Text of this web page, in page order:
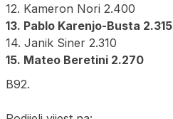
12. Kameron Nori 2.400
13. Pablo Karenjo-Busta 2.315
14. Janik Siner 2.310
15. Mateo Beretini 2.270
B92.